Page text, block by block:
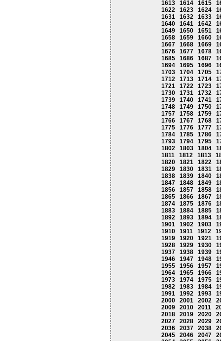
1613
1614 1615
1622
1623 1624
1631
1632 1633
1640
1641 1642
1649
1650 1651
1658
1659 1660
1667
1668 1669
1676
1677 1678
1685
1686 1687
1694
1695 1696
1703
1704 1705
1712
1713 1714
1721
1722 1723
1730
1731 1732
1739
1740 1741
1748
1749 1750
1757
1758 1759
1766
1767 1768
1775
1776 1777
1784
1785 1786
1793
1794 1795
1802
1803 1804
1811
1812 1813
1820
1821 1822
1829
1830 1831
1838
1839 1840
1847
1848 1849
1856
1857 1858
1865
1866 1867
1874
1875 1876
1883
1884 1885
1892
1893 1894
1901
1902 1903
1910
1911 1912
1919
1920 1921
1928
1929 1930
1937
1938 1939
1946
1947 1948
1955
1956 1957
1964
1965 1966
1973
1974 1975
1982
1983 1984
1991
1992 1993
2000
2001 2002
2009
2010 2011
2018
2019 2020
2027
2028 2029
2036
2037 2038
2045
2046 2047